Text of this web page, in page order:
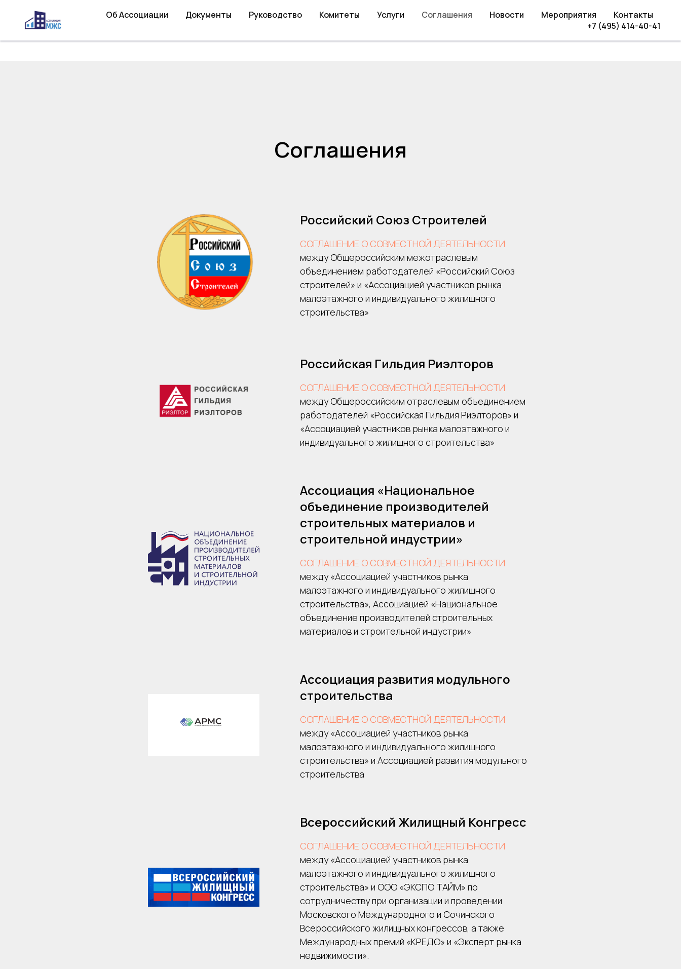
Об Ассоциации Документы Руководство Комитеты Услуги Соглашения Новости Мероприятия
Контакты
+7 (495) 414-40-41
Соглашения
Российский Союз Строителей
СОГЛАШЕНИЕ О СОВМЕСТНОЙ ДЕЯТЕЛЬНОСТИ
между Общероссийским межотраслевым
объединением работодателей «Российский Союз
строителей» и «Ассоциацией участников рынка
малоэтажного и индивидуального жилищного
строительства»
Российская Гильдия Риэлторов
СОГЛАШЕНИЕ О СОВМЕСТНОЙ ДЕЯТЕЛЬНОСТИ
между Общероссийским отраслевым объединением
работодателей «Российская Гильдия Риэлторов» и
«Ассоциацией участников рынка малоэтажного и
индивидуального жилищного строительства»
Ассоциация «Национальное
объединение производителей
строительных материалов и
строительной индустрии»
СОГЛАШЕНИЕ О СОВМЕСТНОЙ ДЕЯТЕЛЬНОСТИ
между «Ассоциацией участников рынка
малоэтажного и индивидуального жилищного
строительства», Ассоциацией «Национальное
объединение производителей строительных
материалов и строительной индустрии»
Ассоциация развития модульного
строительства
СОГЛАШЕНИЕ О СОВМЕСТНОЙ ДЕЯТЕЛЬНОСТИ
между «Ассоциацией участников рынка
малоэтажного и индивидуального жилищного
строительства» и Ассоциацией развития модульного
строительства
Всероссийский Жилищный Конгресс
СОГЛАШЕНИЕ О СОВМЕСТНОЙ ДЕЯТЕЛЬНОСТИ
между «Ассоциацией участников рынка
малоэтажного и индивидуального жилищного
строительства» и ООО «ЭКСПО ТАЙМ» по
сотрудничеству при организации и проведении
Московского Международного и Сочинского
Всероссийского жилищных конгрессов, а также
Международных премий «КРЕДО» и «Эксперт рынка
недвижимости».